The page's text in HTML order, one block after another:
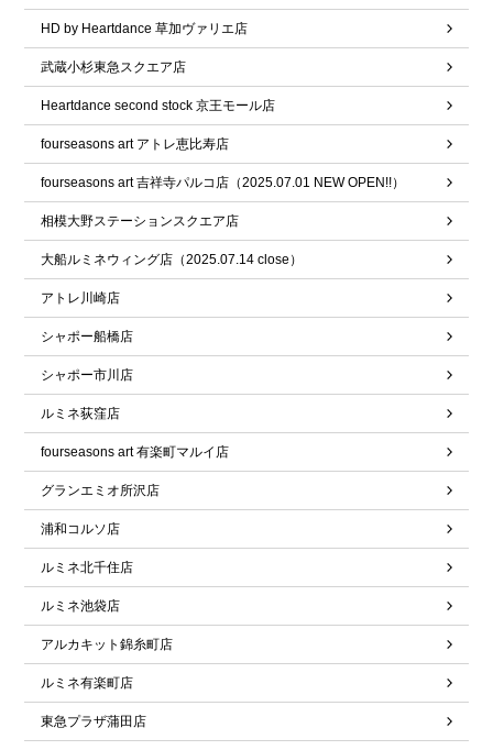
HD by Heartdance 草加ヴァリエ店
武蔵小杉東急スクエア店
Heartdance second stock 京王モール店
fourseasons art アトレ恵比寿店
fourseasons art 吉祥寺パルコ店（2025.07.01 NEW OPEN!!）
相模大野ステーションスクエア店
大船ルミネウィング店（2025.07.14 close）
アトレ川崎店
シャポー船橋店
シャポー市川店
ルミネ荻窪店
fourseasons art 有楽町マルイ店
グランエミオ所沢店
浦和コルソ店
ルミネ北千住店
ルミネ池袋店
アルカキット錦糸町店
ルミネ有楽町店
東急プラザ蒲田店